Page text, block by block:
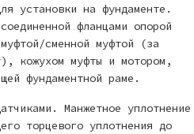
установки на фундаменте.
фланцами опорой
сменной муфтой (за
кожухом муфты и мотором,
фундаментной раме.
Манжетное уплотнение
торцевого уплотнения до